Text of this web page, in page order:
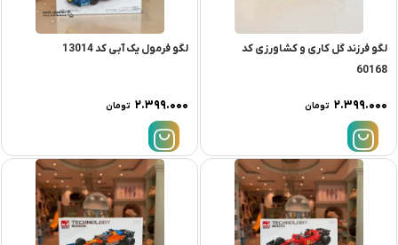
لگو فرزند گل کاری و کشاورزی کد
60168
۲.۳۹۹.۰۰۰ تومان
لگو فرمول یک آبی کد 13014
۲.۳۹۹.۰۰۰ تومان